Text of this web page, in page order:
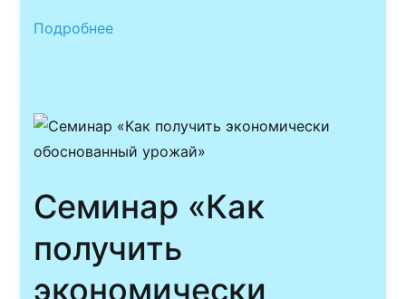
Подробнее
Семинар «Как
получить
экономически